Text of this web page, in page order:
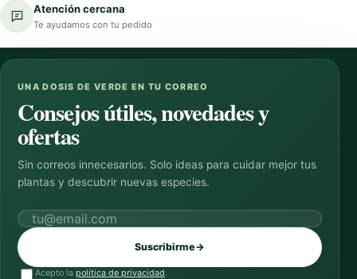
Atención cercana
Te ayudamos con tu pedido
UNA DOSIS DE VERDE EN TU CORREO
Consejos útiles, novedades y
ofertas
Sin correos innecesarios. Solo ideas para cuidar mejor tus
plantas y descubrir nuevas especies.
Correo electrónico
Suscribirme→
Acepto la política de privacidad.